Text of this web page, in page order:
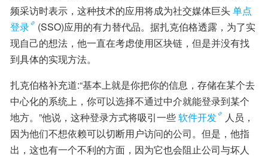
频采访时表示，这种技术的应用将成为社交媒体巨头单点
登录
(SSO)应用的有力替代品。据扎克伯格透露，为了实
现自己的想法，他一直在考虑使用区块链，但是并没有找
到具体的实现方法。
扎克伯格补充道:“基本上就是你把你的信息，存储在某个去
中心化的系统上，你可以选择不通过中介就能登录到某个
地方。”他说，这种登录方式将吸引一些软件开发
人员，
因为他们不想依赖可以切断用户访问的公司。但是，他指
出，这也有一个不利的方面，因为它也会阻止公司与坏人